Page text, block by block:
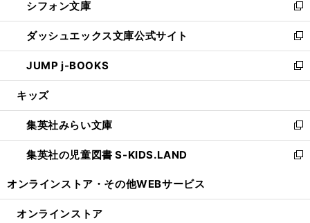
く
で
開
く
ィ
ン
ド
ウ
で
開
い
ウ
ィ
ン
ド
ウ
開
く
シフォン文庫
新
し
い
ウ
ィ
ン
ウ
で
開
く
ダッシュエックス文庫公式サイト
新
し
い
ウ
ン
ド
ウ
で
JUMP j-BOOKS
新
し
ウ
ィ
ン
ド
開
キッズ
集英社みらい文庫
新
し
い
ン
集英社の児童図書 S-KIDS.LAND
新
ウ
オンラインストア・ その他WEBサービス
オンラインストア